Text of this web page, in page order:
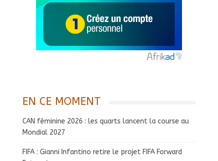
EN CE MOMENT
CAN féminine 2026 : les quarts lancent la course au
Mondial 2027
FIFA : Gianni Infantino retire le projet FIFA Forward